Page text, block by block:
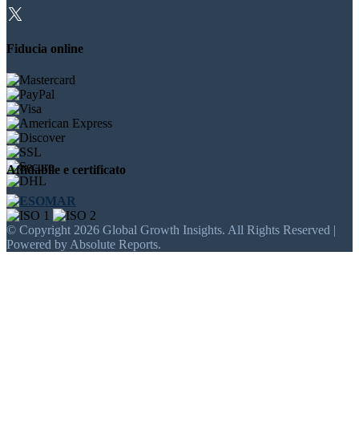
Fiducia online
Affidabile e certificato
© Copyright 2026 Global Growth Insights. All Rights Reserved |
Powered by Absolute Reports.